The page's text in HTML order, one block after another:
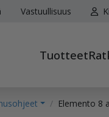
Vastuullisuus
Tuotteet
Elemento 8